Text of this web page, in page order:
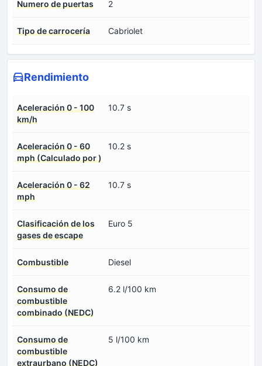
Numero de puertas 2
Tipo de carrocería Cabriolet
Rendimiento
Aceleración 0 - 100
km/h
10.7 s
Aceleración 0 - 60
mph (Calculado por )
10.2 s
Aceleración 0 - 62
mph
10.7 s
Clasificación de los
gases de escape
Euro 5
Combustible Diesel
Consumo de
combustible
combinado (NEDC)
6.2 l/100 km
Consumo de
combustible
extraurbano (NEDC)
5 l/100 km